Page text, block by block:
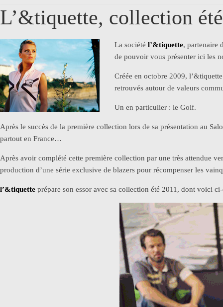
L’&tiquette, collection
La société l’&tiquette, partenaire
de pouvoir vous présenter ici les
Créée en octobre 2009,
retrouvés autour de valeurs
Un en particulier : le Golf.
Après le succès de la première collection lors de sa présentation au
partout en France…
Après avoir complété cette première collection par une très attendue
production d’une série exclusive de blazers pour récompenser les
l’&tiquette prépare son essor avec sa collection été 2011, dont voici